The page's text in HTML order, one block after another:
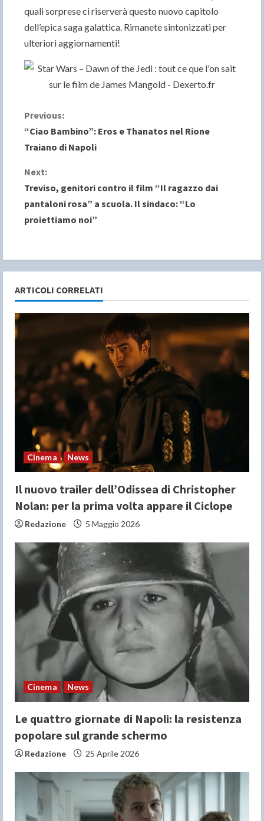
quali sorprese ci riserverà questo nuovo capitolo
dell’epica saga galattica. Rimanete sintonizzati per
ulteriori aggiornamenti!
C
o
n
t
i
u
e
R
d
i
n
g
Previous:
“Ciao Bambino”: Eros e Thanatos nel Rione
Traiano di Napoli
Next:
Treviso, genitori contro il film “Il ragazzo dai
pantaloni rosa” a scuola. Il sindaco: “Lo
proiettiamo noi”
ARTICOLI CORRELATI
Cinema News
Il nuovo trailer dell’Odissea di Christopher
Nolan: per la prima volta appare il Ciclope
Redazione 5 Maggio 2026
Cinema News
Le quattro giornate di Napoli: la resistenza
popolare sul grande schermo
Redazione 25 Aprile 2026